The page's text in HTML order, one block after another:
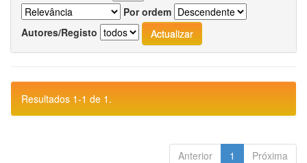
Por ordem
Autores/Registo
Resultados 1-1 de 1.
Anterior 1 Próxima